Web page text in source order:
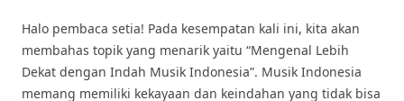
Halo pembaca setia! Pada kesempatan kali ini, kita akan
membahas topik yang menarik yaitu “Mengenal Lebih
Dekat dengan Indah Musik Indonesia”. Musik Indonesia
memang memiliki kekayaan dan keindahan yang tidak bisa